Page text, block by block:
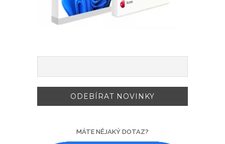
MÁTE NĚJAKÝ DOTAZ?